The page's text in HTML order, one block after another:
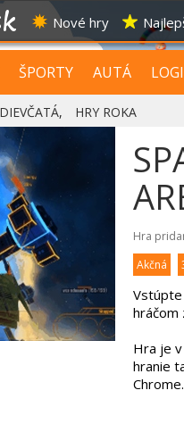
Nové hry
ŠPORTY AUTÁ
, HRY ROKA
Hra
Akčná
hráčom
Hra je
hranie
Chrome.